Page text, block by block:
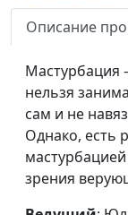
Как привычки
Бывают ли
по расчету?
Как не
в отношениях?
Описание
Мастурбация
нельзя
сам и не
Однако, есть
зрения